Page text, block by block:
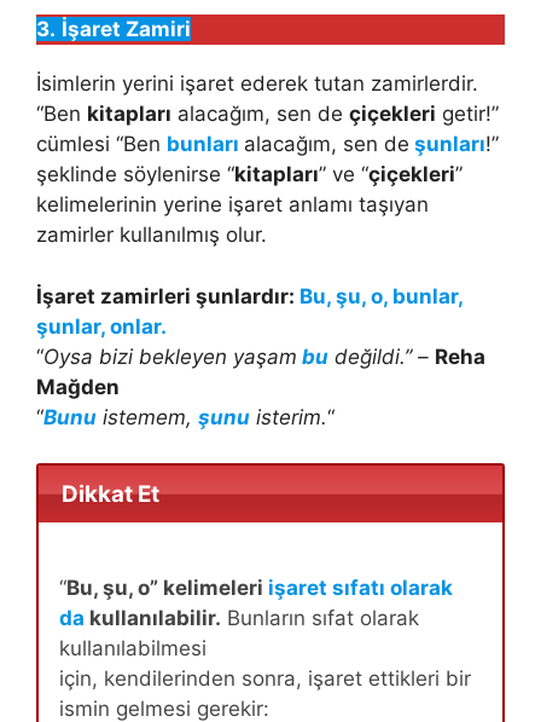
3. İşaret Zamiri
İsimlerin yerini işaret ederek tutan zamirlerdir.
“Ben kitapları alacağım, sen de çiçekleri getir!”
cümlesi “Ben bunları alacağım, sen de şunları!”
şeklinde söylenirse “kitapları” ve “çiçekleri”
kelimelerinin yerine işaret anlamı taşıyan
zamirler kullanılmış olur.
İşaret zamirleri şunlardır: Bu, şu, o, bunlar,
şunlar, onlar.
“Oysa bizi bekleyen yaşam bu değildi.” – Reha
Mağden
“Bunu istemem, şunu isterim.“
Dikkat Et
“Bu, şu, o” kelimeleri işaret sıfatı olarak
da kullanılabilir. Bunların sıfat olarak
kullanılabilmesi
için, kendilerinden sonra, işaret ettikleri bir
ismin gelmesi gerekir: